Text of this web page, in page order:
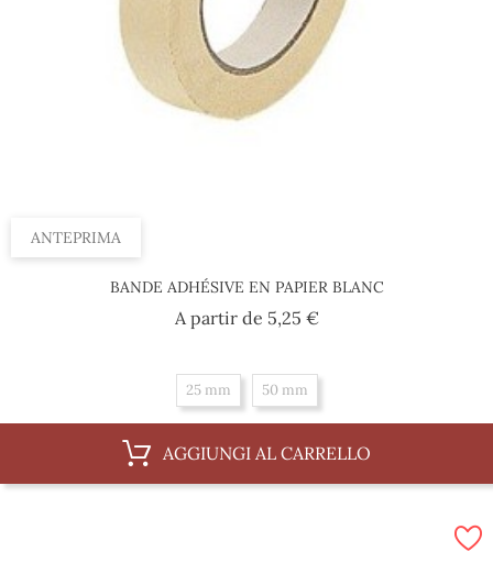
ANTEPRIMA
BANDE ADHÉSIVE EN PAPIER BLANC
A partir de 5,25 €Prezzo
25 mm 50 mm
AGGIUNGI AL CARRELLO